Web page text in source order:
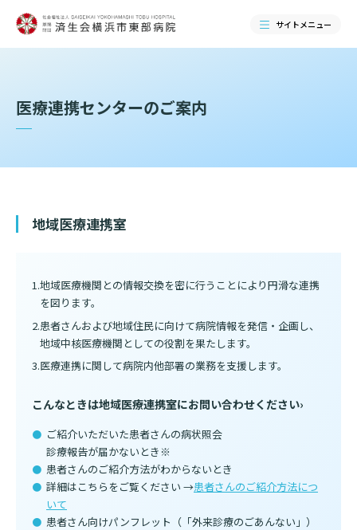
サイトメニュー
当院のご紹介
当院のご紹介トップ
幹部紹介
理念・方針・患者さんの権利
施設概要と沿革
ご来院される方へ
外来について
初診の方へ
再診の方へ
診療科・センター・部門
医療機関・医療者の方へ
医療機関・医療者の方へトップ
お知らせ
医療連携センターのご案内
地域医療連携室
地域医療機関との情報交換を密に行うことにより円滑な連携
を図ります。
患者さんおよび地域住民に向けて病院情報を発信・企画し、
地域中核医療機関としての役割を果たします。
医療連携に関して病院内他部署の業務を支援します。
こんなときは地域医療連携室にお問い合わせください›
ご紹介いただいた患者さんの病状照会
診療報告が届かないとき※
患者さんのご紹介方法がわからないとき
詳細はこちらをご覧ください →患者さんのご紹介方法につ
いて
患者さん向けパンフレット（「外来診療のごあんない」）